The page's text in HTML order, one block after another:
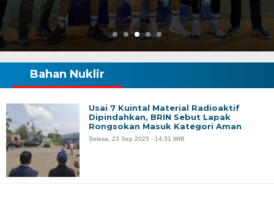
Bahan Nuklir
Usai 7 Kuintal Material Radioaktif
Dipindahkan, BRIN Sebut Lapak
Rongsokan Masuk Kategori Aman
Selasa, 23 Sep 2025 - 14:31 WIB